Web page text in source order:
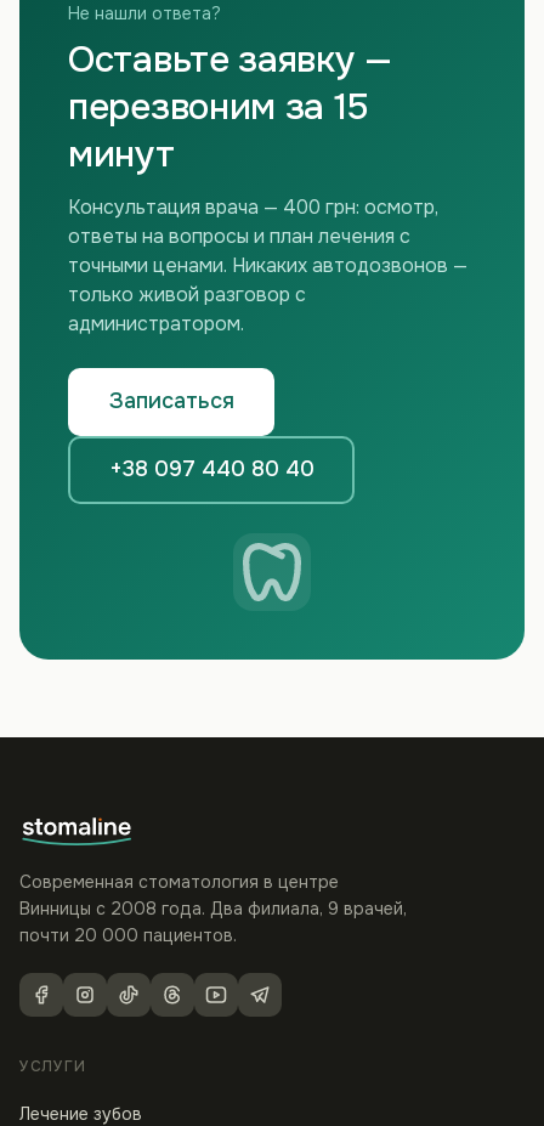
Не нашли ответа?
Оставьте заявку —
перезвоним за 15
минут
Консультация врача — 400 грн: осмотр,
ответы на вопросы и план лечения с
точными ценами. Никаких автодозвонов —
только живой разговор с
администратором.
Записаться
+38 097 440 80 40
Современная стоматология в центре
Винницы с 2008 года. Два филиала, 9 врачей,
почти 20 000 пациентов.
УСЛУГИ
Лечение зубов